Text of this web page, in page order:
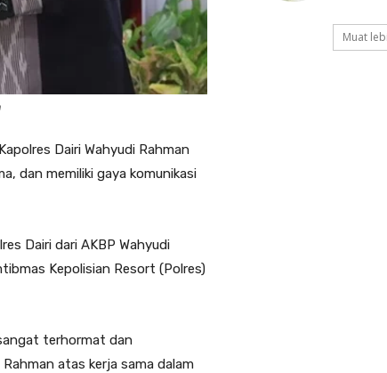
Dairi Wahyudi Rahman
dan memiliki gaya komunikasi
Dairi dari AKBP Wahyudi
Kepolisian Resort (Polres)
terhormat dan
atas kerja sama dalam
Muat